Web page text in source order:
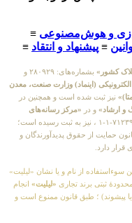
و هوش‌مصنوعی ≡
≡ پیشنهاد و انتقاد ≡
کشور»
بشماره‌های: ۲۸۰۹۲۹ و
(اینماد) وزارت صنعت، معدن
نیز ثبت شده است و همچنین در
و ارشاد» و در «مرکز رسانه‌های
بشماره شامَد: ۱-۳-۶۵-۷۱۲۳۹۹-۱-۱ ، نیز به ثبت رسیده است؛
حمایت از حقوق پدیدآورندگان و
دارد.
سوءاستفاده از نام و یا نشان «لیلیت»
ثبتی برند تجاری «لیلیت» انجام
پیشوند) ؛ طبق قانون ممنوع است و